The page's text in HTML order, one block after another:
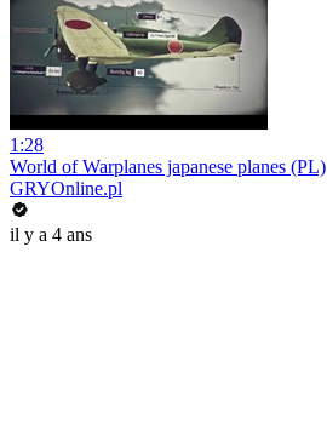
1:28
World of Warplanes japanese planes (PL)
GRYOnline.pl
il y a 4 ans